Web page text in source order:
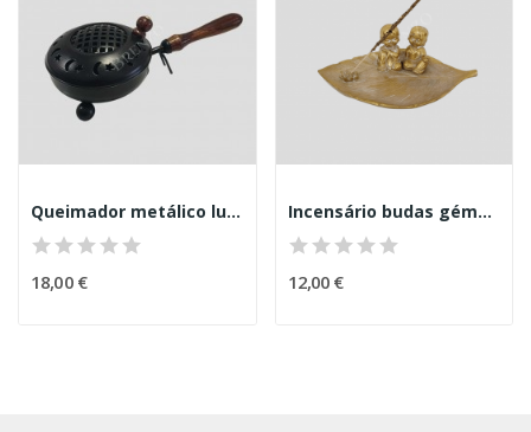
Queimador metálico luas XL
18,00 €
Incensário budas gémeos
12,00 €